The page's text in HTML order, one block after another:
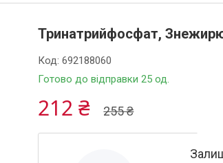
Тринатрийфосфат,
Готово до відправки 25 од.
Код:692188060
255 ₴
212 ₴